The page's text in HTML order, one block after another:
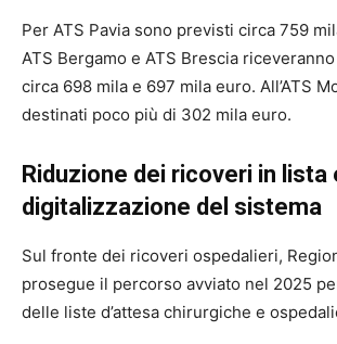
Per ATS Pavia sono previsti circa 759
ATS Bergamo e ATS Brescia
circa 698 mila e 697 mila euro. All’ATS
destinati poco più di 302 mila euro.
Riduzione dei ricoveri in lista
digitalizzazione del sistema
Sul fronte dei ricoveri ospedalieri,
prosegue il percorso avviato nel 2025
delle liste d’attesa chirurgiche e